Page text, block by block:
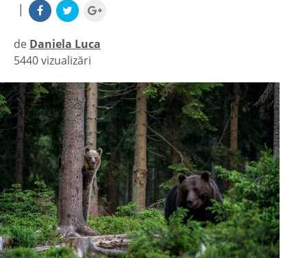
|
de Daniela Luca
|
5440 vizualizări